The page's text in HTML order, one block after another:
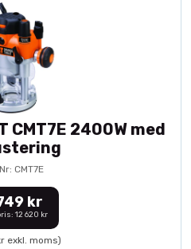
CMT7E 2400W med
CMT7E
kr
12 620 kr
exkl. moms)